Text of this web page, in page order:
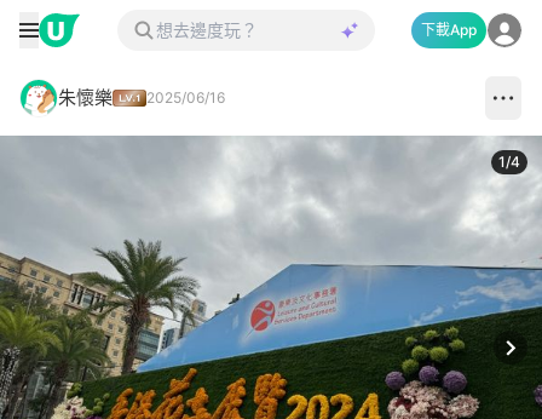
下載App
朱懷樂 2025/06/16
1/4